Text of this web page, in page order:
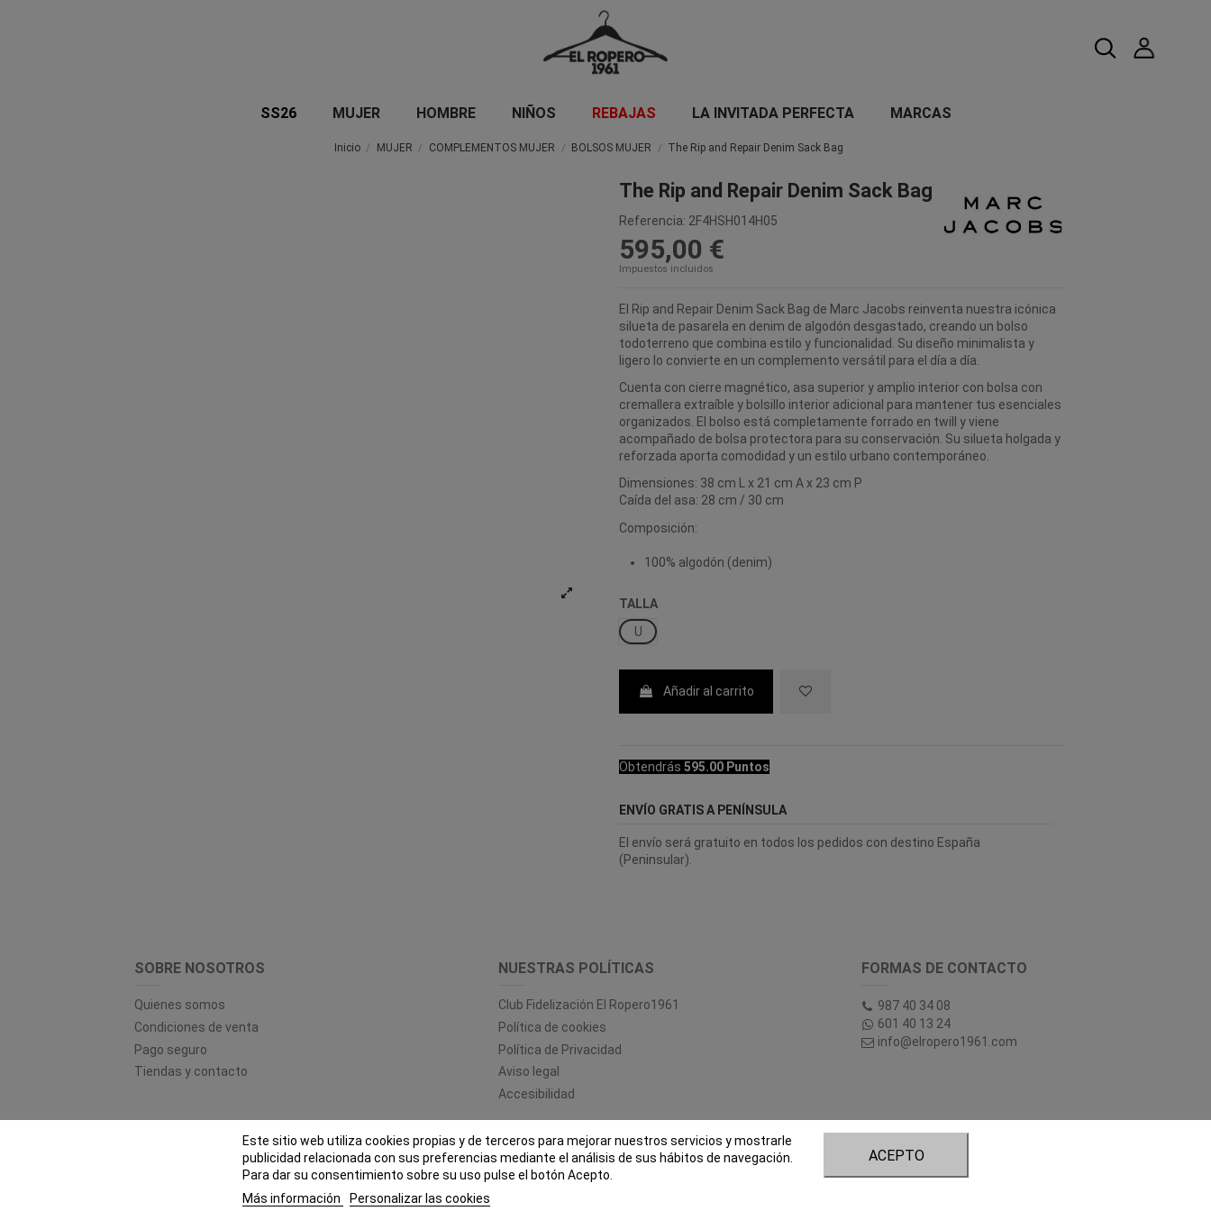
SS26 MUJER HOMBRE NIÑOS REBAJAS LA INVITADA PERFECTA MARCAS
Inicio MUJER COMPLEMENTOS MUJER BOLSOS MUJER The Rip and Repair Denim Sack Bag
The Rip and Repair Denim Sack Bag
Referencia: 2F4HSH014H05
595,00 €
Impuestos incluidos
El Rip and Repair Denim Sack Bag de Marc Jacobs reinventa nuestra icónica
silueta de pasarela en denim de algodón desgastado, creando un bolso
todoterreno que combina estilo y funcionalidad. Su diseño minimalista y
ligero lo convierte en un complemento versátil para el día a día.
Cuenta con cierre magnético, asa superior y amplio interior con bolsa con
cremallera extraíble y bolsillo interior adicional para mantener tus esenciales
organizados. El bolso está completamente forrado en twill y viene
acompañado de bolsa protectora para su conservación. Su silueta holgada y
reforzada aporta comodidad y un estilo urbano contemporáneo.
Dimensiones: 38 cm L x 21 cm A x 23 cm P
Caída del asa: 28 cm / 30 cm
Composición:
100% algodón (denim)
TALLA
U
Añadir al carrito
Obtendrás 595.00 Puntos
ENVÍO GRATIS A PENÍNSULA
El envío será gratuito en todos los pedidos con destino España
(Peninsular).
SOBRE NOSOTROS
Quienes somos
Condiciones de venta
Pago seguro
Tiendas y contacto
NUESTRAS POLÍTICAS
Club Fidelización El Ropero1961
Política de cookies
Política de Privacidad
Aviso legal
Accesibilidad
FORMAS DE CONTACTO
987 40 34 08
601 40 13 24
info@elropero1961.com
Este sitio web utiliza cookies propias y de terceros para mejorar nuestros servicios y mostrarle
publicidad relacionada con sus preferencias mediante el análisis de sus hábitos de navegación.
Para dar su consentimiento sobre su uso pulse el botón Acepto.
Más información
Personalizar las cookies
ACEPTO
© EL ROPERO 1961 - Todos los derechos reservados - Powered bybytefactory